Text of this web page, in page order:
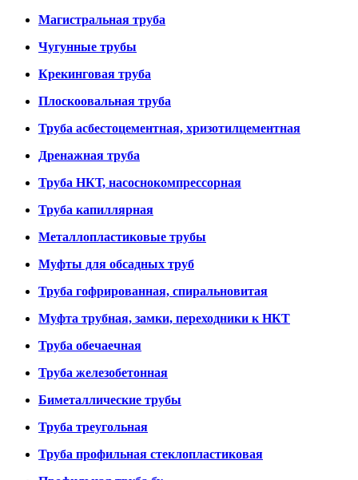
Магистральная труба
Чугунные трубы
Крекинговая труба
Плоскоовальная труба
Труба асбестоцементная, хризотилцементная
Дренажная труба
Труба НКТ, насоснокомпрессорная
Труба капиллярная
Металлопластиковые трубы
Муфты для обсадных труб
Труба гофрированная, спиральновитая
Муфта трубная, замки, переходники к НКТ
Труба обечаечная
Труба железобетонная
Биметаллические трубы
Труба треугольная
Труба профильная стеклопластиковая